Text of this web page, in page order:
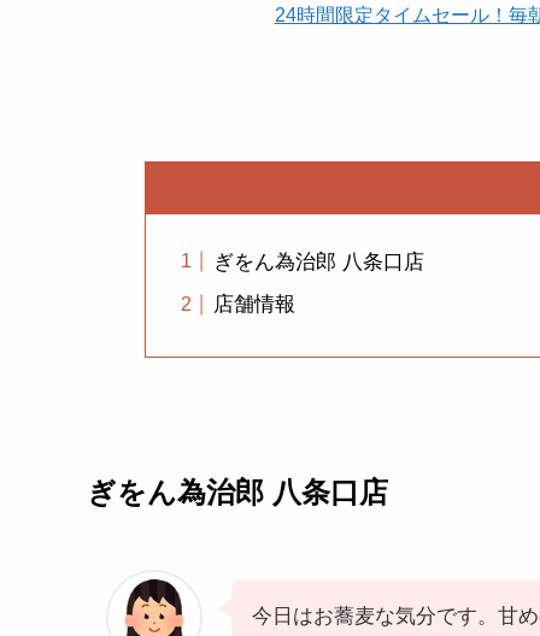
24時間限定タイムセール！毎
ぎをん為治郎 八条口店
店舗情報
ぎをん為治郎 八条口店
今日はお蕎麦な気分です。甘